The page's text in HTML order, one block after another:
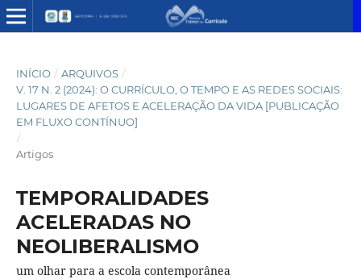
INÍCIO / ARQUIVOS /
V. 17 N. 2 (2024): O CURRÍCULO, O TEMPO E AS REDES SOCIAIS:
LUGARES DE AFETOS E ACELERAÇÃO DA VIDA [PUBLICAÇÃO
EM FLUXO CONTÍNUO]
/
Artigos
TEMPORALIDADES
ACELERADAS NO
NEOLIBERALISMO
um olhar para a escola contemporânea